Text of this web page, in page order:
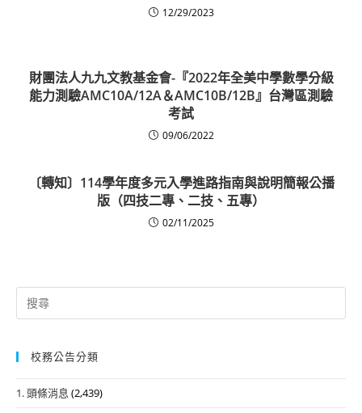
12/29/2023
財團法人九九文教基金會-『2022年全美中學數學分級
能力測驗AMC10A/12A＆AMC10B/12B』台灣區測驗
考試
09/06/2022
〔轉知〕114學年度多元入學進路指南與說明簡報公播
版（四技二專、二技、五專）
02/11/2025
Search
for:
校務公告分類
1. 頭條消息 (2,439)